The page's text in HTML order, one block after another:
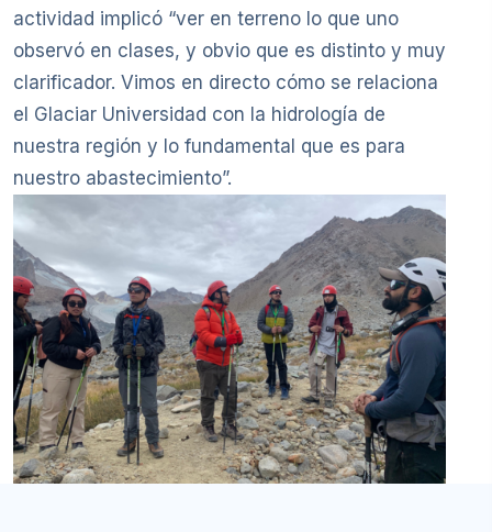
actividad implicó “ver en terreno lo que uno
observó en clases, y obvio que es distinto y muy
clarificador. Vimos en directo cómo se relaciona
el Glaciar Universidad con la hidrología de
nuestra región y lo fundamental que es para
nuestro abastecimiento”.